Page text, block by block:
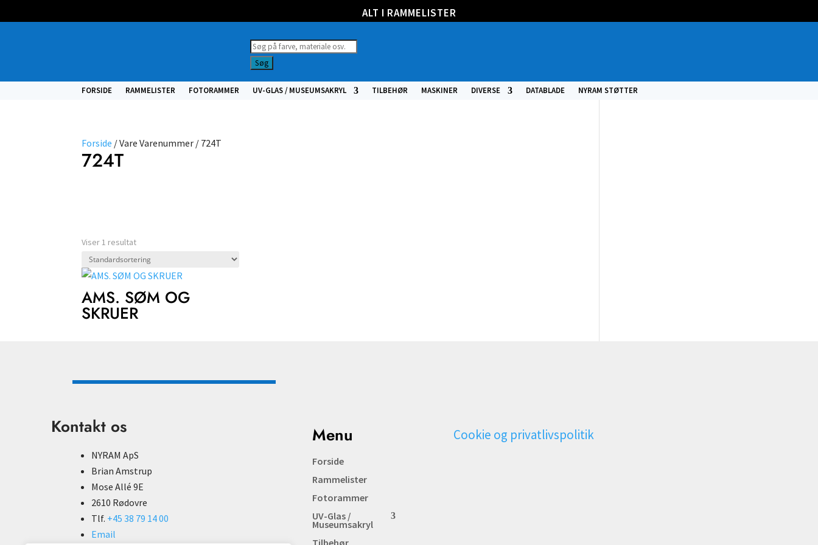
ALT I RAMMELISTER
Products
search
Søg
FORSIDE RAMMELISTER FOTORAMMER UV-GLAS / MUSEUMSAKRYL TILBEHØR MASKINER DIVERSE DATABLADE NYRAM STØTTER
Forside / Vare Varenummer / 724T
724T
Viser 1 resultat
AMS. SØM OG
SKRUER
Kontakt os
NYRAM ApS
Brian Amstrup
Mose Allé 9E
2610 Rødovre
Tlf. +45 38 79 14 00
Email
Menu
Forside
Rammelister
Fotorammer
UV-Glas /
Museumsakryl
Cookie og privatlivspolitik